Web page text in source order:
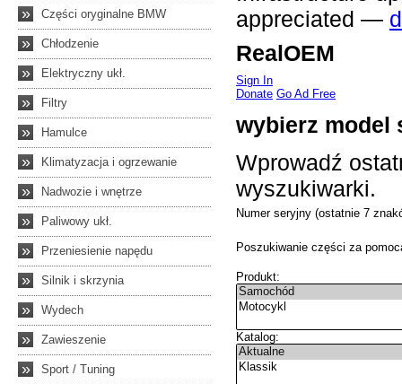
» Części oryginalne BMW
» Chłodzenie
» Elektryczny ukł.
» Filtry
» Hamulce
» Klimatyzacja i ogrzewanie
» Nadwozie i wnętrze
» Paliwowy ukł.
» Przeniesienie napędu
» Silnik i skrzynia
» Wydech
» Zawieszenie
» Sport / Tuning